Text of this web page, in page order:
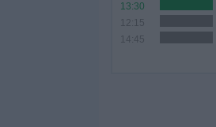
13:30
12:15
14:45